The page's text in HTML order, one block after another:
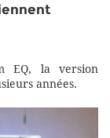
EQ, la version
années.